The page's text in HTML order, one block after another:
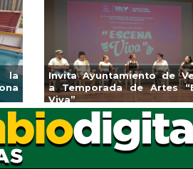
Coatzacoalcos
halterofilia con la Copa
2026